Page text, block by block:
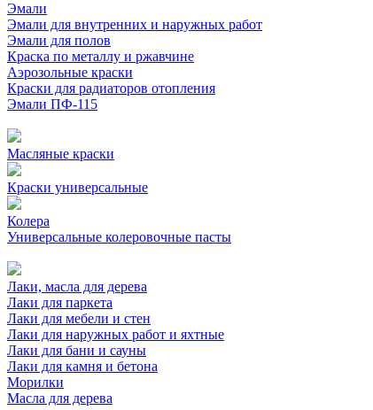
Эмали
Эмали для внутренних и наружных работ
Эмали для полов
Краска по металлу и ржавчине
Аэрозольные краски
Краски для радиаторов отопления
Эмали ПФ-115
Масляные краски
Краски универсальные
Колера
Универсальные колеровочные пасты
Лаки, масла для дерева
Лаки для паркета
Лаки для мебели и стен
Лаки для наружных работ и яхтные
Лаки для бани и сауны
Лаки для камня и бетона
Морилки
Масла для дерева